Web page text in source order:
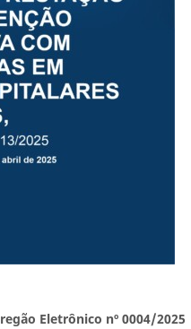
Eletrônico nº 0004/2025